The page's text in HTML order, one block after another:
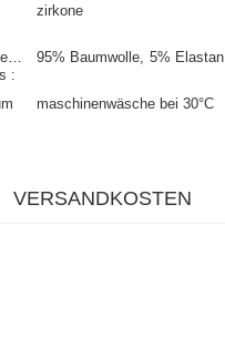
zirkone
95% Baumwolle 5% Elastan
maschinenwäsche bei 30°C
VERSANDKOSTEN